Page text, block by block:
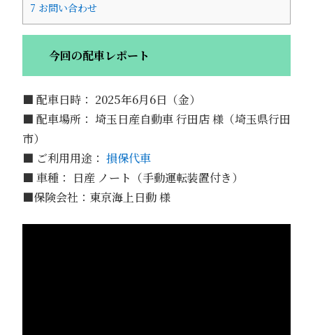
7 お問い合わせ
今回の配車レポート
■ 配車日時： 2025年6月6日（金）
■ 配車場所： 埼玉日産自動車 行田店 様（埼玉県行田
市）
■ ご利用用途： 損保代車
■ 車種： 日産 ノート（手動運転装置付き）
■保険会社：東京海上日動 様